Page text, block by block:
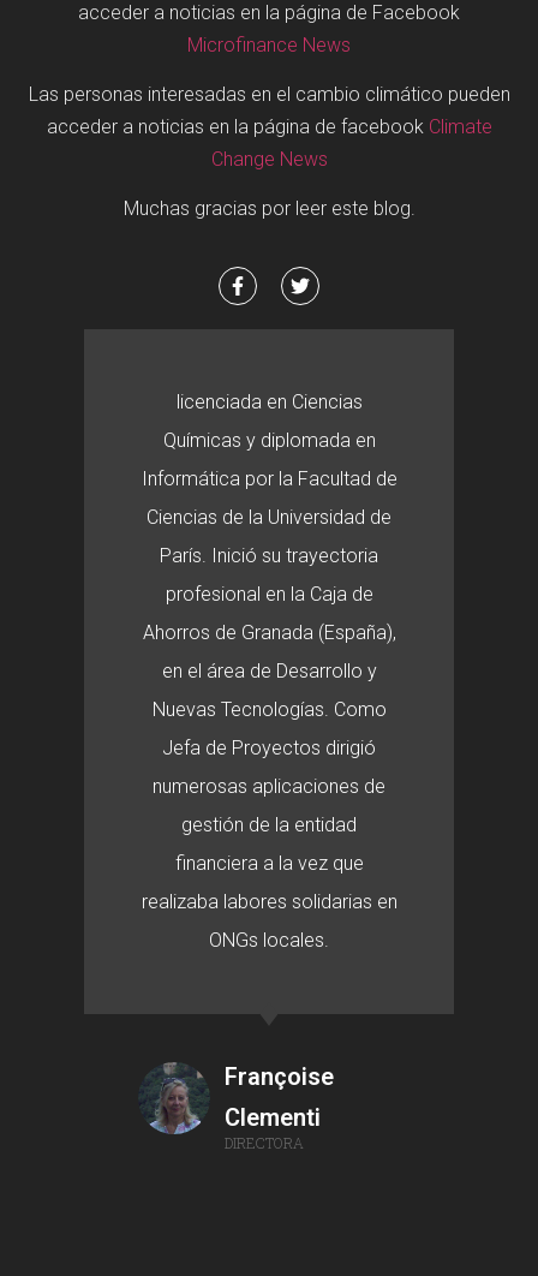
acceder a noticias en la página de Facebook
Microfinance News
Las personas interesadas en el cambio climático pueden
acceder a noticias en la página de facebook Climate
Change News
Muchas gracias por leer este blog.
licenciada en Ciencias
Químicas y diplomada en
Informática por la Facultad de
Ciencias de la Universidad de
París. Inició su trayectoria
profesional en la Caja de
Ahorros de Granada (España),
en el área de Desarrollo y
Nuevas Tecnologías. Como
Jefa de Proyectos dirigió
numerosas aplicaciones de
gestión de la entidad
financiera a la vez que
realizaba labores solidarias en
ONGs locales.
Françoise
Clementi
DIRECTORA